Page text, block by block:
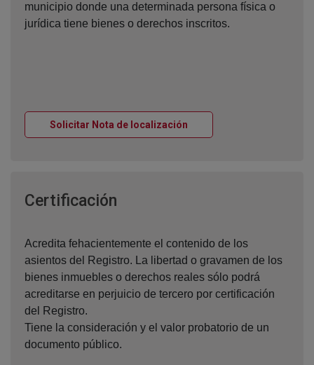
municipio donde una determinada persona física o
jurídica tiene bienes o derechos inscritos.
Solicitar Nota de localización
Certificación
Acredita fehacientemente el contenido de los
asientos del Registro. La libertad o gravamen de los
bienes inmuebles o derechos reales sólo podrá
acreditarse en perjuicio de tercero por certificación
del Registro.
Tiene la consideración y el valor probatorio de un
documento público.